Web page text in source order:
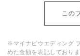
この
※マイナビウエディング
めた金額を表記しておりま